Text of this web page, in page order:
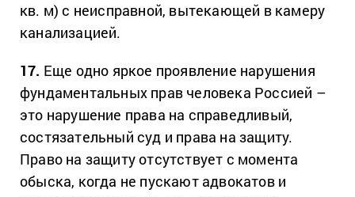
кв. м) с неисправной, вытекающей в камеру
канализацией.
17. Еще одно яркое проявление нарушения
фундаментальных прав человека Россией –
это нарушение права на справедливый,
состязательный суд и права на защиту.
Право на защиту отсутствует с момента
обыска, когда не пускают адвокатов и